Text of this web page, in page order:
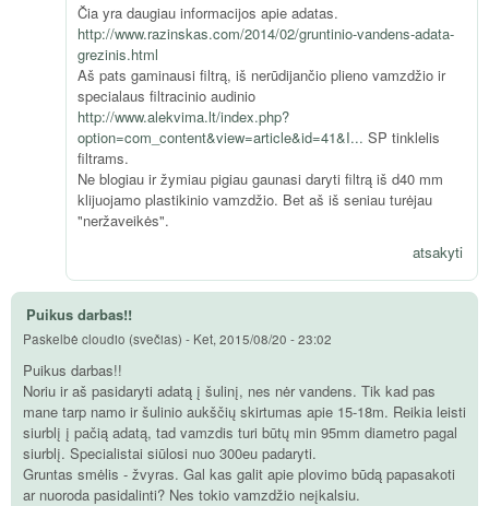
Čia yra daugiau informacijos apie adatas.
http://www.razinskas.com/2014/02/gruntinio-vandens-adata-
grezinis.html
Aš pats gaminausi filtrą, iš nerūdijančio plieno vamzdžio ir
specialaus filtracinio audinio
http://www.alekvima.lt/index.php?
option=com_content&view=article&id=41&I... SP tinklelis
filtrams.
Ne blogiau ir žymiau pigiau gaunasi daryti filtrą iš d40 mm
klijuojamo plastikinio vamzdžio. Bet aš iš seniau turėjau
"neržaveikės".
atsakyti
Puikus darbas!!
Paskelbė cloudio (svečias) - Ket, 2015/08/20 - 23:02
Puikus darbas!!
Noriu ir aš pasidaryti adatą į šulinį, nes nėr vandens. Tik kad pas
mane tarp namo ir šulinio aukščių skirtumas apie 15-18m. Reikia leisti
siurblį į pačią adatą, tad vamzdis turi būtų min 95mm diametro pagal
siurblį. Specialistai siūlosi nuo 300eu padaryti.
Gruntas smėlis - žvyras. Gal kas galit apie plovimo būdą papasakoti
ar nuoroda pasidalinti? Nes tokio vamzdžio neįkalsiu.